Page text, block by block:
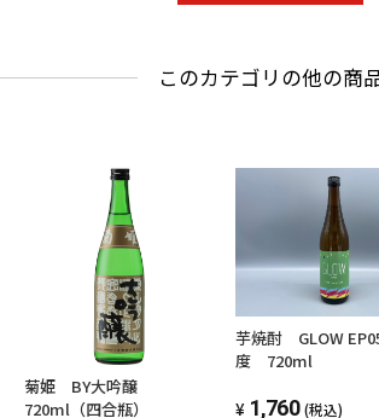
このカテゴリの他の商
菊姫 BY大吟醸
720ml（四合瓶）
芋焼酎 GLOW
度 720ml
1,760 (税込)